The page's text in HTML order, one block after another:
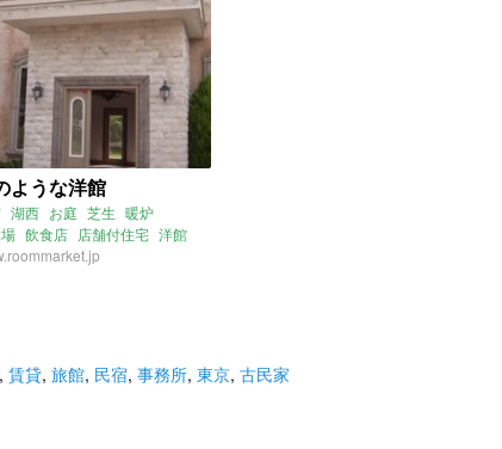
ような洋館
湖西 お庭 芝生 暖炉
飲食店 店舗付住宅 洋館
, 賃貸, 旅館, 民宿, 事務所, 東京, 古民家